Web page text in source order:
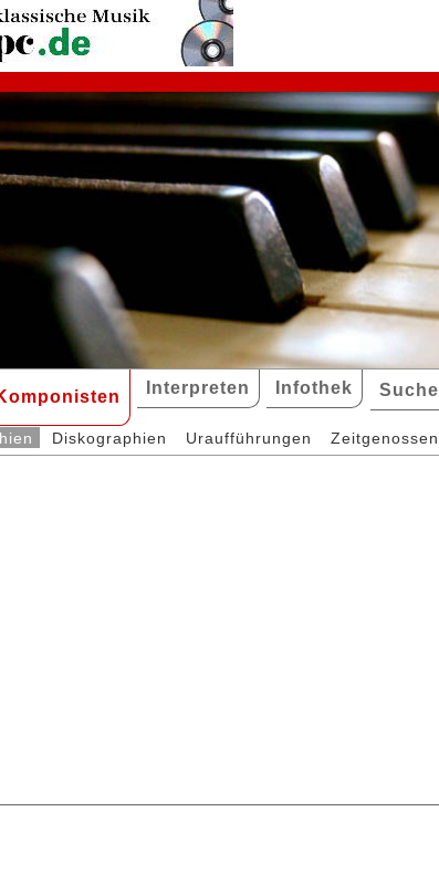
Interpreten Infothek Suche
Diskographien Uraufführungen Zeitgenossen